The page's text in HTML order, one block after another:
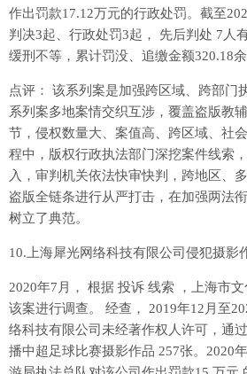
作出罚款17.12万元的行政处罚。截至
判决3起、行政处罚3起， 先后判处 7人
缓刑不等，累计罚没、追缴金额320.18余
点评： 该系列案是加强跨区域、跨部门
系列案多地案情交织互涉，覆盖盗版教
节，侵权数量大、案值高、跨区域、社
程中，版权行政执法部门深挖案件线索
入，审判机关依法快审快判，跨地区、
盗版全链条进行从严打击，在加强两法
树立了典范。
10.上海犀光网络科技有限公司侵犯摄影
2020年7月， 根据 投诉 线索 ，上海市
该案进行调查。 经查， 2019年12月至
络科技有限公司未经著作权人许可，通
播中超足球比赛摄影作品 257张。2020